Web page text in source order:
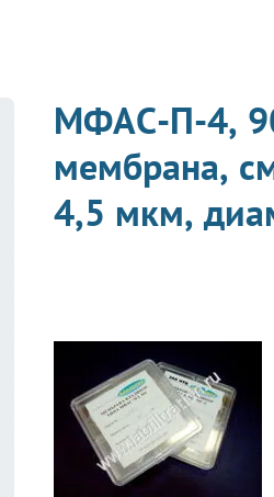
МФАС-П-4,
мембрана,
4,5 мкм,